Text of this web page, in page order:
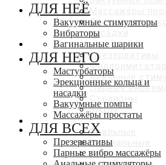
Эрекционные
насадки
ДЛЯ ВСЕХ
Презервативы
Анальные
Парные
БАДы
ЛУБРИКАНТЫ
Оральные
Вагинальные
Анальные
ДЛЯ НЕЁ
Вакуумные стимуляторы
Вибраторы
Вагинальные шарики
ДЛЯ НЕГО
Мастурбаторы
Эрекционные кольца и
насадки
Вакуумные помпы
Массажёры простаты
ДЛЯ ВСЕХ
Презервативы
Парные вибро массажёры